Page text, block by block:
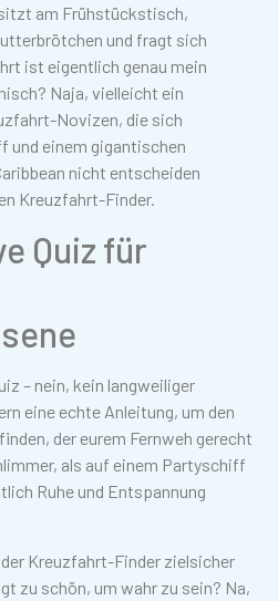
am Frühstückstisch,
und fragt sich
ist eigentlich genau mein
Naja, vielleicht ein
Novizen, die sich
und einem gigantischen
nicht entscheiden
Kreuzfahrt-Finder.
Quiz für
– nein, kein langweiliger
eine echte Anleitung, um den
der eurem Fernweh gerecht
als auf einem Partyschiff
Ruhe und Entspannung
der Kreuzfahrt-Finder zielsicher
zu schön, um wahr zu sein? Na,